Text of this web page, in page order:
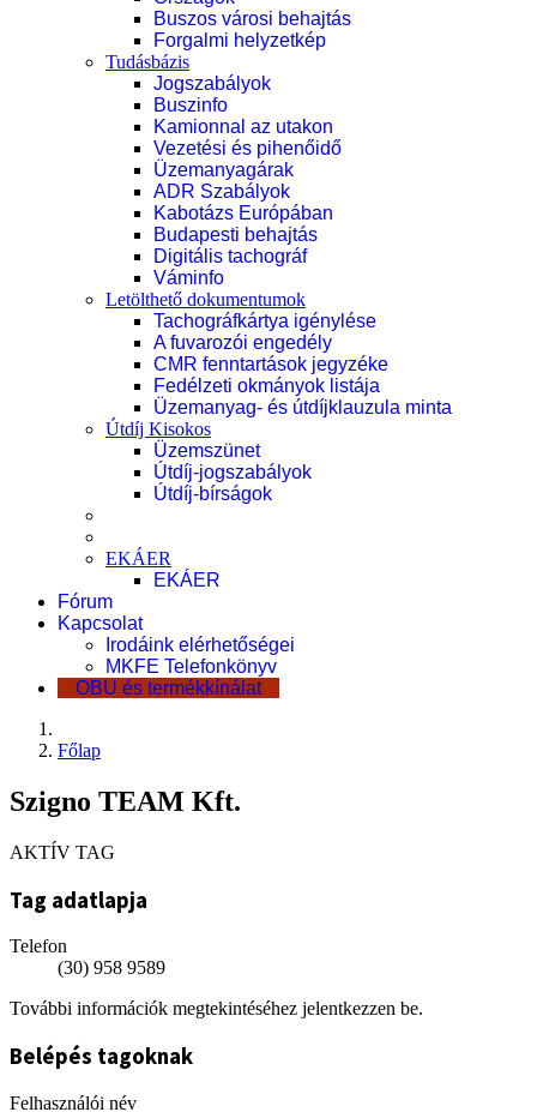
Buszos városi behajtás
Forgalmi helyzetkép
Tudásbázis
Jogszabályok
Buszinfo
Kamionnal az utakon
Vezetési és pihenőidő
Üzemanyagárak
ADR Szabályok
Kabotázs Európában
Budapesti behajtás
Digitális tachográf
Váminfo
Letölthető dokumentumok
Tachográfkártya igénylése
A fuvarozói engedély
CMR fenntartások jegyzéke
Fedélzeti okmányok listája
Üzemanyag- és útdíjklauzula minta
Útdíj Kisokos
Üzemszünet
Útdíj-jogszabályok
Útdíj-bírságok
EKÁER
EKÁER
Fórum
Kapcsolat
Irodáink elérhetőségei
MKFE Telefonkönyv
OBU és termékkínálat
Főlap
Szigno TEAM Kft.
AKTÍV TAG
Tag adatlapja
Telefon
(30) 958 9589
További információk megtekintéséhez jelentkezzen be.
Belépés tagoknak
Felhasználói név